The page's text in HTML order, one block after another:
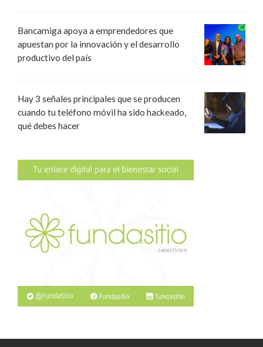
Bancamiga apoya a emprendedores que
apuestan por la innovación y el desarrollo
productivo del país
Hay 3 señales principales que se producen
cuando tu teléfono móvil ha sido hackeado,
qué debes hacer